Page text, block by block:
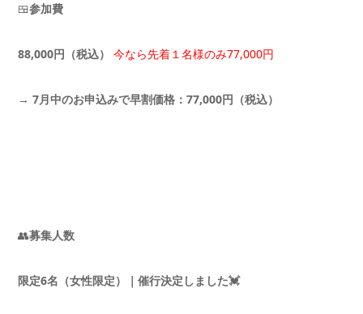
🍱参加費
88,000円（税込） 今なら先着１名様のみ77,000円
→ 7月中のお申込みで早割価格： 77,000円（税込）
👥募集人数
限定6名（女性限定）｜催行決定しました💓